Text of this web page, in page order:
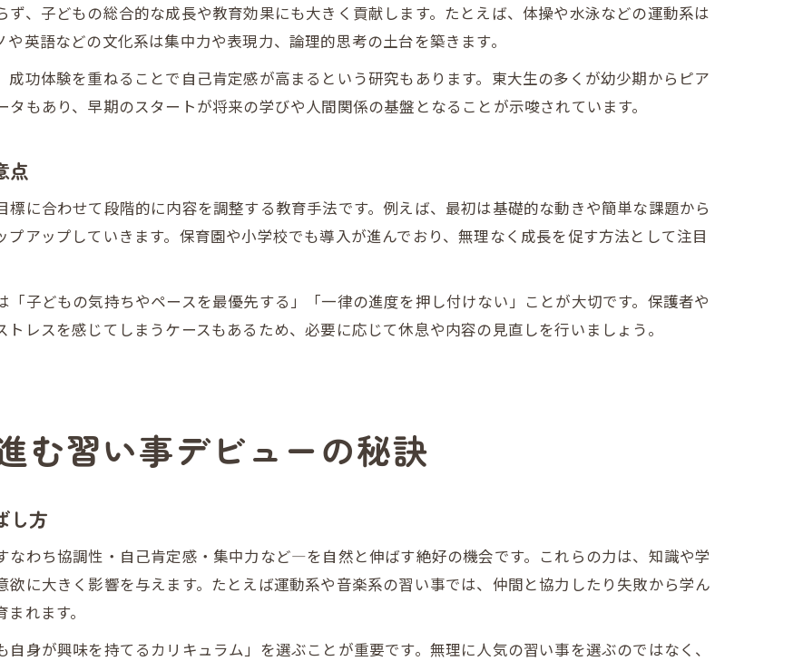
習い事デビューのタイミングと時期選びのヒント
新しい習い事体験で得られる成長の変化とは
スタートカリキュラム保育園連携の実践アイデア
、子どもの総合的な成長や教育効果にも大きく貢献します。たとえば、体操や水泳などの運動系は
英語などの文化系は集中力や表現力、論理的思考の土台を築きます。
功体験を重ねることで自己肯定感が高まるという研究もあります。東大生の多くが幼少期からピア
もあり、早期のスタートが将来の学びや人間関係の基盤となることが示唆されています。
点
に合わせて段階的に内容を調整する教育手法です。例えば、最初は基礎的な動きや簡単な課題から
アップしていきます。保育園や小学校でも導入が進んでおり、無理なく成長を促す方法として注目
子どもの気持ちやペースを最優先する」「一律の進度を押し付けない」ことが大切です。保護者や
レスを感じてしまうケースもあるため、必要に応じて休息や内容の見直しを行いましょう。
む習い事デビューの秘訣
し方
わち協調性・自己肯定感・集中力など—を自然と伸ばす絶好の機会です。これらの力は、知識や学
に大きく影響を与えます。たとえば運動系や音楽系の習い事では、仲間と協力したり失敗から学ん
れます。
身が興味を持てるカリキュラム」を選ぶことが重要です。無理に人気の習い事を選ぶのではなく、